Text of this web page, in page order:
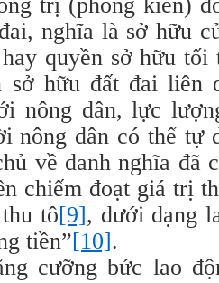
nghĩa là sở hữu
quyền sở hữu tối
sở hữu đất đai liên
nông dân, lực
nông dân có thể tự
về danh nghĩa đã
chiếm đoạt giá trị
tô[9], dưới dạng
tiền”[10].
cưỡng bức lao